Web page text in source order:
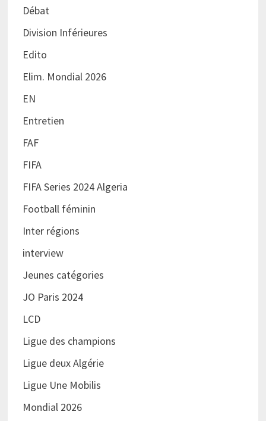
Débat
Division Inférieures
Edito
Elim. Mondial 2026
EN
Entretien
FAF
FIFA
FIFA Series 2024 Algeria
Football féminin
Inter régions
interview
Jeunes catégories
JO Paris 2024
LCD
Ligue des champions
Ligue deux Algérie
Ligue Une Mobilis
Mondial 2026